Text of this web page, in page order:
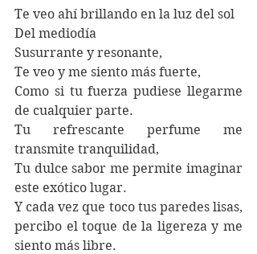
Te veo ahí brillando en la luz del sol
Del mediodía
Susurrante y resonante,
Te veo y me siento más fuerte,
Como si tu fuerza pudiese llegarme
de cualquier parte.
Tu refrescante perfume me
transmite tranquilidad,
Tu dulce sabor me permite imaginar
este exótico lugar.
Y cada vez que toco tus paredes lisas,
percibo el toque de la ligereza y me
siento más libre.